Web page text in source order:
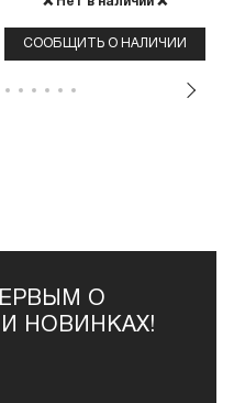
СООБЩИТЬ О НАЛИЧИИ
О
НОВИНКАХ!